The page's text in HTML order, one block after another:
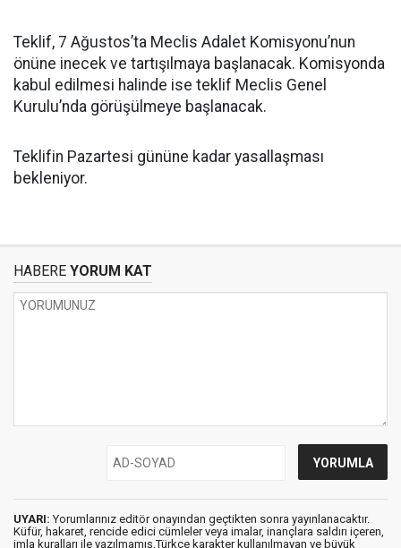
Teklif, 7 Ağustos’ta Meclis Adalet Komisyonu’nun
önüne inecek ve tartışılmaya başlanacak. Komisyonda
kabul edilmesi halinde ise teklif Meclis Genel
Kurulu’nda görüşülmeye başlanacak.
Teklifin Pazartesi gününe kadar yasallaşması
bekleniyor.
HABERE YORUM KAT
UYARI: Yorumlarınız editör onayından geçtikten sonra yayınlanacaktır.
Küfür, hakaret, rencide edici cümleler veya imalar, inançlara saldırı içeren,
imla kuralları ile yazılmamış,Türkçe karakter kullanılmayan ve büyük